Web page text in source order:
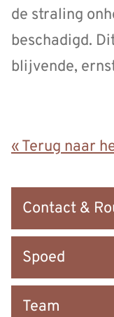
de straling
beschadigd.
blijvende,
« Terug naar
naar
Contact &
Spoed
Team